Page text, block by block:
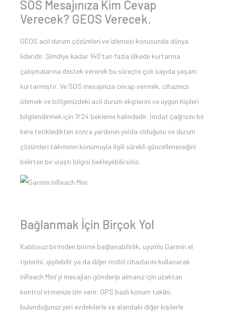
SOS Mesajınıza Kim Cevap
Verecek? GEOS Verecek.
GEOS acil durum çözümleri ve izlemesi konusunda dünya
lideridir. Şimdiye kadar 140'tan fazla ülkede kurtarma
çalışmalarına destek vererek bu süreçte çok sayıda yaşam
kurtarmıştır. Ve SOS mesajınıza cevap vermek, cihazınızı
izlemek ve bölgenizdeki acil durum ekiplerini ve uygun kişileri
bilgilendirmek için 7/24 bekleme halindedir. İmdat çağrısını bir
kere tetikledikten sonra yardımın yolda olduğunu ve durum
çözümleri takımının konumuyla ilgili sürekli güncelleneceğini
belirten bir ulaştı bilgisi bekleyebilirsiniz.
Bağlanmak İçin Birçok Yol
Kablosuz birimden birime bağlanabilirlik, uyumlu Garmin el
tiplerini, giyilebilir ya da diğer mobil cihazlarını kullanarak
inReach Mini'yi mesajları gönderip almanız için uzaktan
kontrol etmenize izin verir. GPS bazlı konum takibi,
bulunduğunuz yeri evdekilerle ve alandaki diğer kişilerle